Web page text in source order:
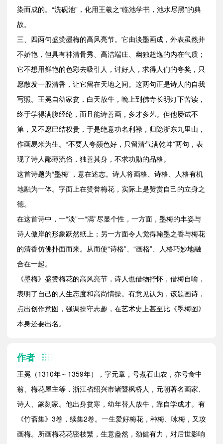
染而成的。“洗砚池”，化用王羲之“临池学书，池水尽黑”的典
故。
三、四两句盛赞墨梅的高风亮节。它由淡墨画成，外表虽然并
不娇艳，但具有神清骨秀、高洁端庄、幽独超逸的内在气质；
它不想用鲜艳的色彩去吸引人，讨好人，求得人们的夸奖，只
愿散发一股清香，让它留在天地之间。这两句正是诗人的自我
写照。王冕自幼家贫，白天放牛，晚上到佛寺长明灯下苦读，
终于学得满腹经纶，而且能诗善画，多才多艺。但他屡试不
第，又不愿巴结权贵，于是绝意功名利禄，归隐浙东九里山，
作画易米为生。“不要人夸颜色好，只留清气满乾坤”两句，表
现了诗人鄙薄流俗，独善其身，不求功勋的品格。
这首诗题为“墨梅”，意在述志。诗人将画格、诗格、人格有机
地融为一体。字面上在赞誉梅花，实际上是赞赏自己的立身之
德。
在这首诗中，一“淡”一“满”尽显个性，一方面，墨梅的丰姿与
诗人傲岸的形象跃然纸上；另一方面令人觉得翰墨之香与梅花
的清香仿佛扑面而来。从而使“诗格”、“画格”、人格巧妙地融
合在一起。
《墨梅》盛赞梅花的高风亮节，诗人也借物抒怀，借梅自喻，
表明了自己的人生态度和高尚情操。有意见认为，该题画诗，
点出创作意图，强调操守志趣，在艺术史上甚至比《墨梅图》
本身还要出名。
作者
王冕（1310年～1359年），字元章，号煮石山农，亦号食中
翁、梅花屋主等，浙江省绍兴市诸暨枫桥人，元朝著名画家、
诗人、篆刻家。他出身贫寒，幼年替人放牛，靠自学成才。有
《竹斋集》3卷，续集2卷。一生爱好梅花，种梅、咏梅，又攻
画梅。所画梅花花密枝繁，生意盎然，劲健有力，对后世影响